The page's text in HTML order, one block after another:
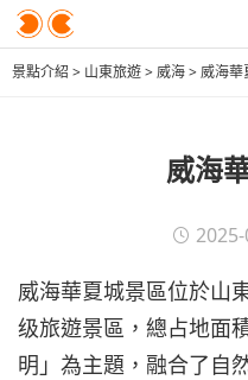
景點介紹 > 山東旅遊>威海>威海華
威海
威海華夏城景區位於山
级旅遊景區，總占地面
明」為主題，融合了自